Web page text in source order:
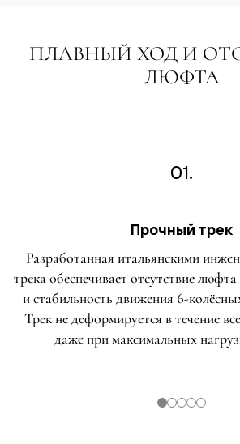
ПЛАВНЫЙ ХОД И
ЛЮФТА
01.
Прочный трек
Разработанная итальянскими
трека обеспечивает отсутствие
и стабильность движения 6-
Трек не деформируется в течение
даже при максимальных